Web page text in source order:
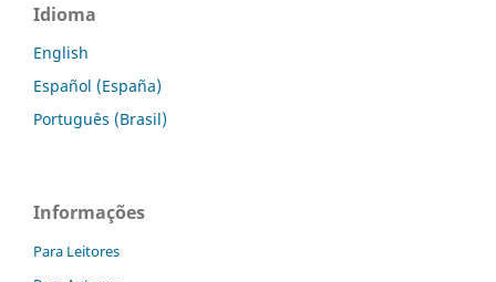
Idioma
English
Español (España)
Português (Brasil)
Informações
Para Leitores